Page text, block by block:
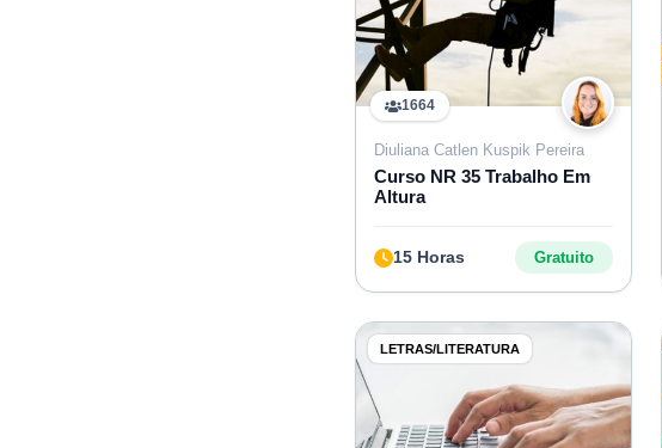
1664
Diuliana Catlen Kuspik Pereira
Curso NR 35 Trabalho Em
Altura
15 Horas Gratuito
LETRAS/LITERATURA